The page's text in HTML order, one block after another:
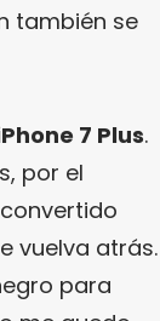
también se
7 Plus.
por el
vuelva atrás.
para